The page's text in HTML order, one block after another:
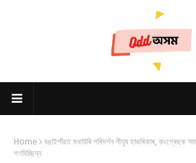
Home
বঙাইগাঁৱত মথাউৰি পৰিদৰ্শন পীযূষ হাজৰিকাৰ, কংগ্ৰেছক
গণবিচ্ছিন্ন